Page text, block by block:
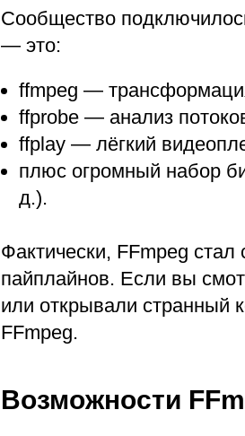
Сообщество
— это:
ffmpeg —
ffprobe — анализ
ffplay — лёгкий
плюс огромный набор
д.).
Фактически, FFmpeg
пайплайнов. Если вы
или открывали странный
FFmpeg.
Возможности